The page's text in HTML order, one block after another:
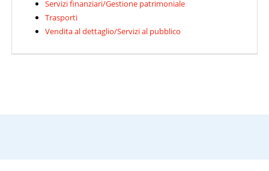
Servizi finanziari/Gestione patrimoniale
Trasporti
Vendita al dettaglio/Servizi al pubblico